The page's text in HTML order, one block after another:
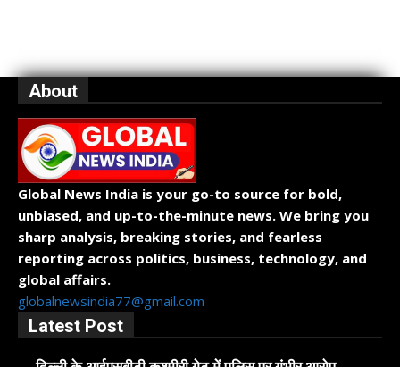
About
Global News India is your go-to source for bold,
unbiased, and up-to-the-minute news. We bring you
sharp analysis, breaking stories, and fearless
reporting across politics, business, technology, and
global affairs.
globalnewsindia77@gmail.com
Latest Post